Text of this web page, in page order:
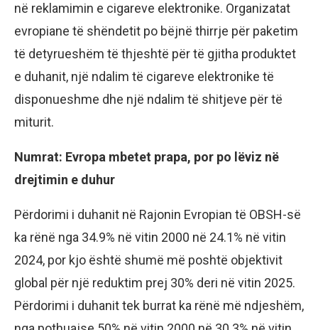
në reklamimin e cigareve elektronike. Organizatat
evropiane të shëndetit po bëjnë thirrje për paketim
të detyrueshëm të thjeshtë për të gjitha produktet
e duhanit, një ndalim të cigareve elektronike të
disponueshme dhe një ndalim të shitjeve për të
miturit.
Numrat: Evropa mbetet prapa, por po lëviz në
drejtimin e duhur
Përdorimi i duhanit në Rajonin Evropian të OBSH-së
ka rënë nga 34.9% në vitin 2000 në 24.1% në vitin
2024, por kjo është shumë më poshtë objektivit
global për një reduktim prej 30% deri në vitin 2025.
Përdorimi i duhanit tek burrat ka rënë më ndjeshëm,